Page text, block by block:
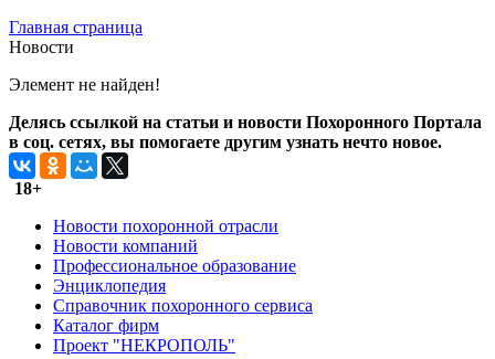
Главная страница
Новости
Элемент не найден!
Делясь ссылкой на статьи и новости Похоронного Портала
в соц. сетях, вы помогаете другим узнать нечто новое.
18+
Новости похоронной отрасли
Новости компаний
Профессиональное образование
Энциклопедия
Справочник похоронного сервиса
Каталог фирм
Проект "НЕКРОПОЛЬ"